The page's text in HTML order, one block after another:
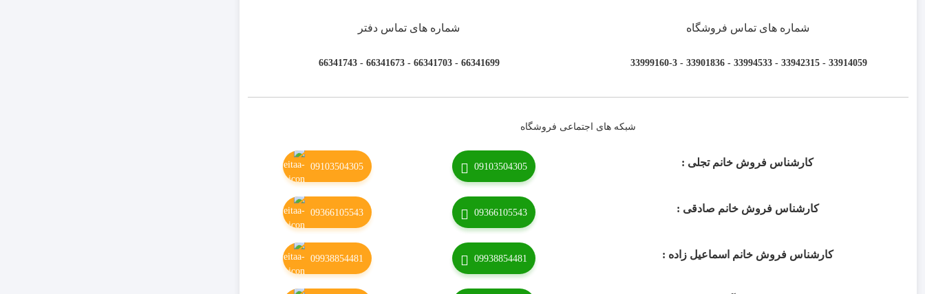
شماره های تماس فروشگاه
33914059 - 33942315 - 33994533 - 33901836 - 33999160-3 ​
شماره های تماس دفتر
66341699 - 66341703 - 66341673 - 66341743
شبکه های اجتماعی فروشگاه
کارشناس فروش خانم تجلی : 09103504305
09103504305
کارشناس فروش خانم صادقی : 09366105543
09366105543
کارشناس فروش خانم اسماعیل زاده : 09938854481
09938854481